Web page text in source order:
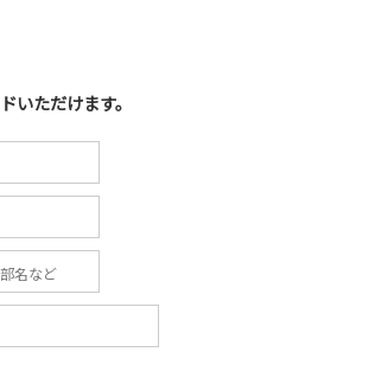
いただけます。